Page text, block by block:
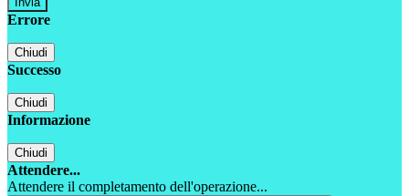
Errore
Chiudi
Successo
Chiudi
Informazione
Chiudi
Attendere...
Attendere il completamento dell'operazione...